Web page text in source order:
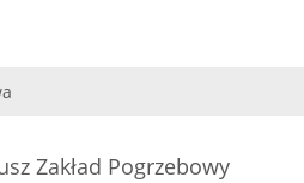
Zakład Pogrzebowy